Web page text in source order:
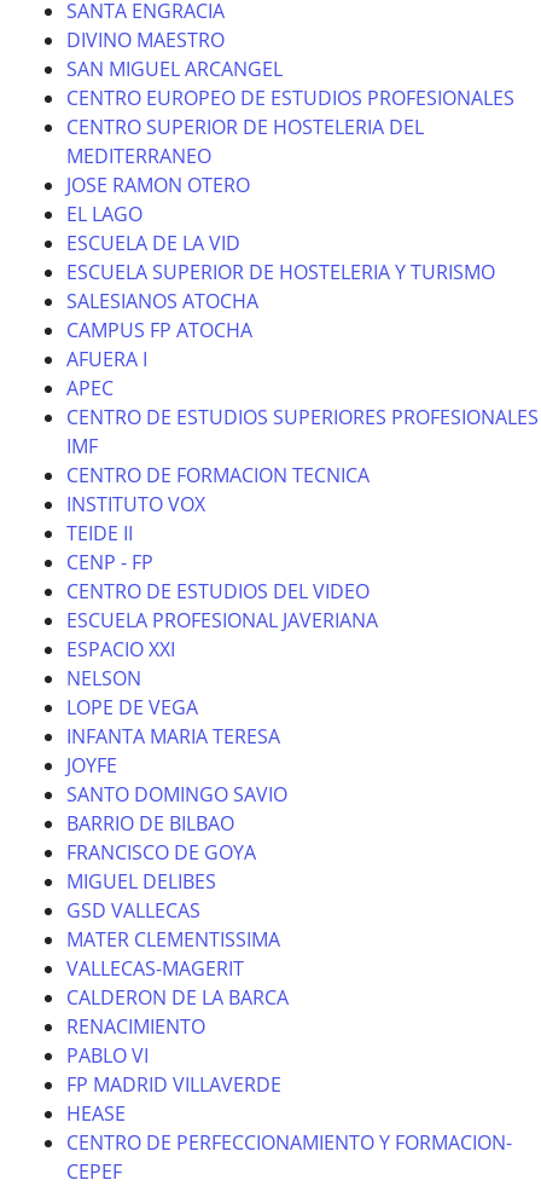
SANTA ENGRACIA
DIVINO MAESTRO
SAN MIGUEL ARCANGEL
CENTRO EUROPEO DE ESTUDIOS PROFESIONALES
CENTRO SUPERIOR DE HOSTELERIA DEL
MEDITERRANEO
JOSE RAMON OTERO
EL LAGO
ESCUELA DE LA VID
ESCUELA SUPERIOR DE HOSTELERIA Y TURISMO
SALESIANOS ATOCHA
CAMPUS FP ATOCHA
AFUERA I
APEC
CENTRO DE ESTUDIOS SUPERIORES PROFESIONALES
IMF
CENTRO DE FORMACION TECNICA
INSTITUTO VOX
TEIDE II
CENP - FP
CENTRO DE ESTUDIOS DEL VIDEO
ESCUELA PROFESIONAL JAVERIANA
ESPACIO XXI
NELSON
LOPE DE VEGA
INFANTA MARIA TERESA
JOYFE
SANTO DOMINGO SAVIO
BARRIO DE BILBAO
FRANCISCO DE GOYA
MIGUEL DELIBES
GSD VALLECAS
MATER CLEMENTISSIMA
VALLECAS-MAGERIT
CALDERON DE LA BARCA
RENACIMIENTO
PABLO VI
FP MADRID VILLAVERDE
HEASE
CENTRO DE PERFECCIONAMIENTO Y FORMACION-
CEPEF